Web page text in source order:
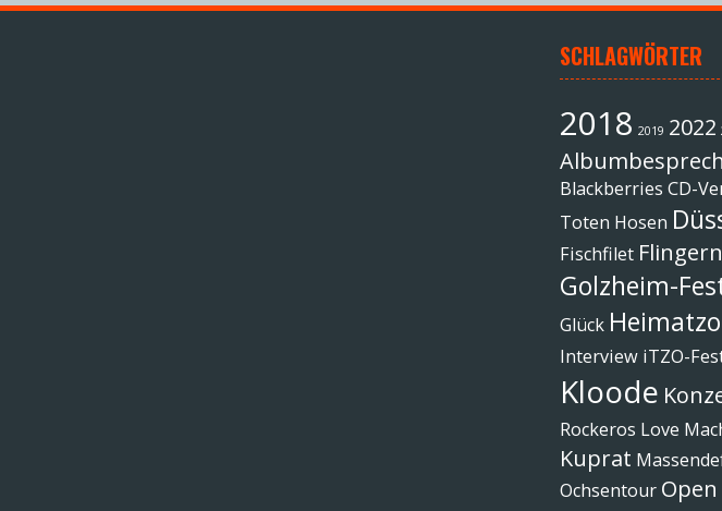
SCHLAGWÖRTER
2018 2019 2022
Blackberries CD-
Toten Hosen
Fischfilet
Golzheim-
Glück
Interview iTZO-
Kloode
Rockeros Love
Kuprat
Ochsentour